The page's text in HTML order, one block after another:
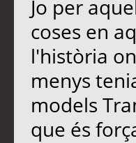
Jo per
coses en
l'història
menys
models
que és